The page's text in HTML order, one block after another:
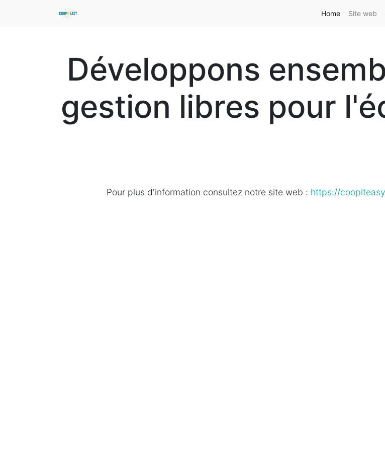
Home Site web
Développons
gestion libres pour
Pour plus d'information consultez notre site web : https://